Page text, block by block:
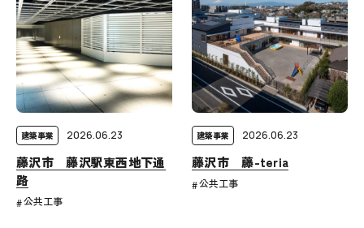
建築事業 2026.06.23
藤沢市 藤沢駅東西地下通
路
公共工事
建築事業 2026.06.23
藤沢市 藤-teria
公共工事